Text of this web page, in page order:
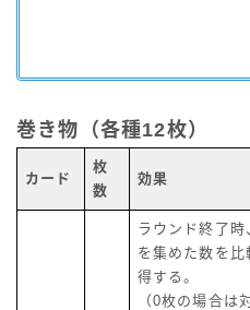
巻き物（各種12枚）
カード
枚
数
効果
ラウンド終了
を集めた数を
得する。
（0枚の場合は